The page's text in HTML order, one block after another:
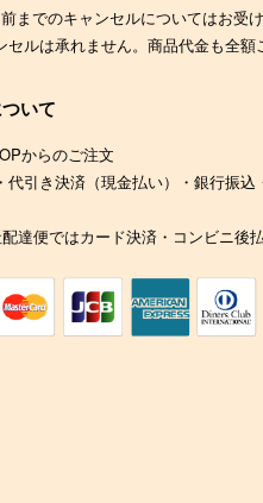
までのキャンセルについてはお受
セルは承れません。商品代金も全額
いて
からのご注文
代引き決済（現金払い）・銀行振
達便ではカード決済・コンビニ後